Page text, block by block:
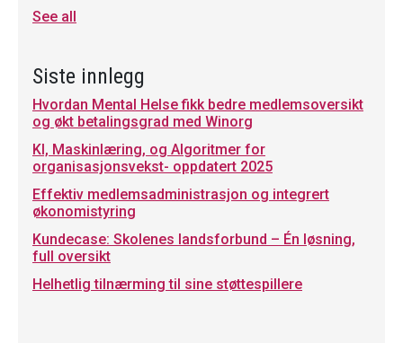
See all
Siste innlegg
Hvordan Mental Helse fikk bedre medlemsoversikt
og økt betalingsgrad med Winorg
KI, Maskinlæring, og Algoritmer for
organisasjonsvekst- oppdatert 2025
Effektiv medlemsadministrasjon og integrert
økonomistyring
Kundecase: Skolenes landsforbund – Én løsning,
full oversikt
Helhetlig tilnærming til sine støttespillere